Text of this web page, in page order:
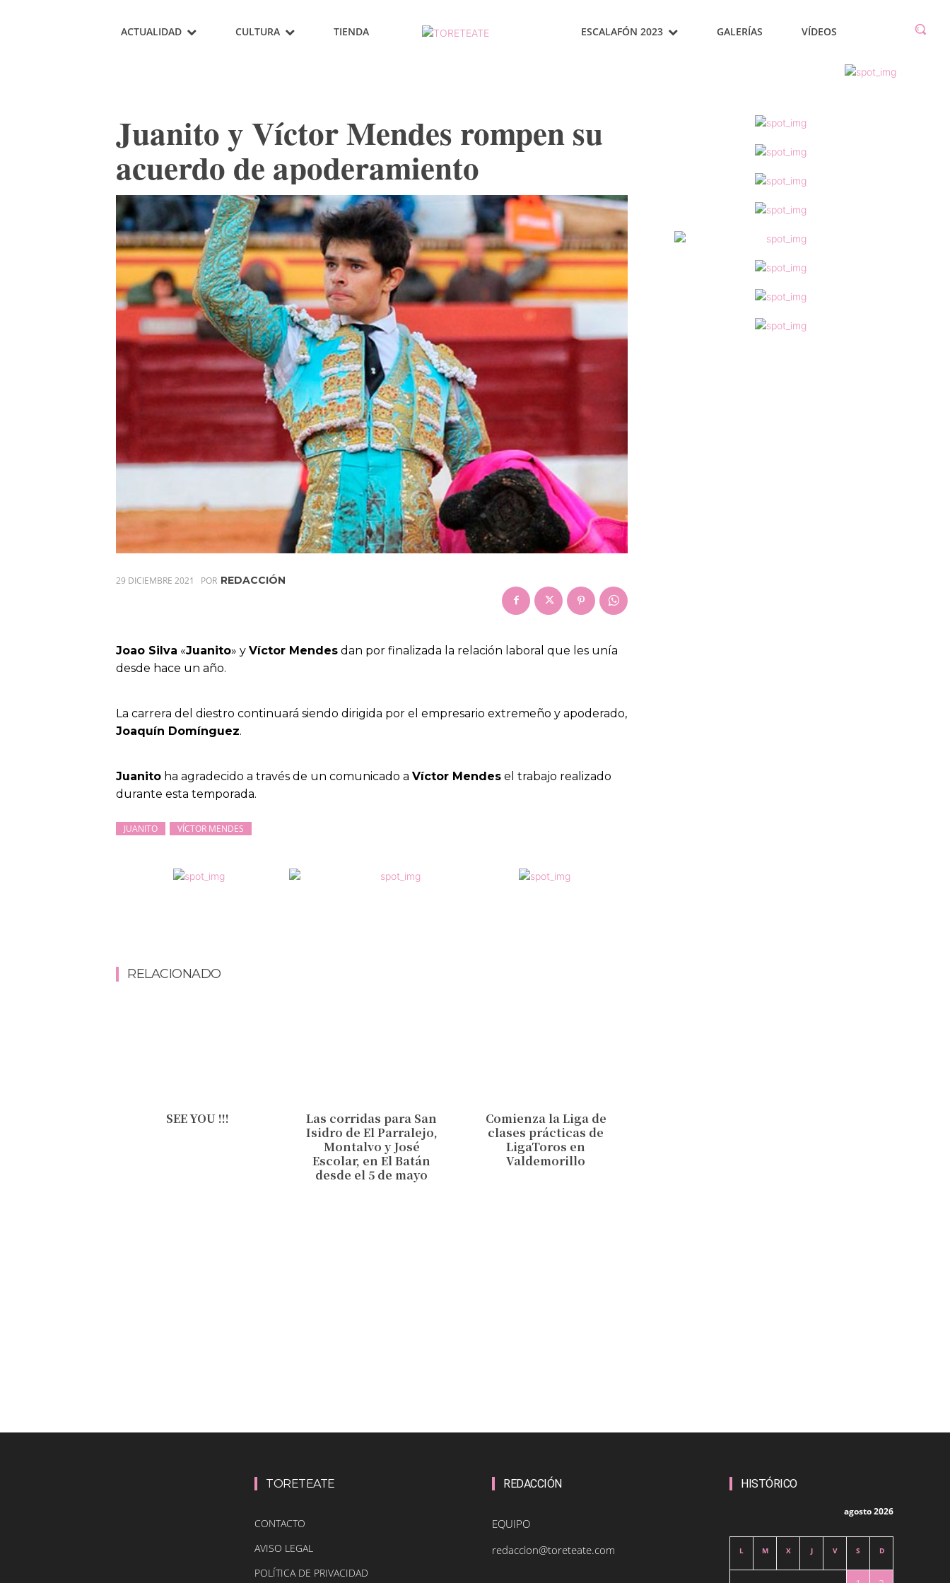
ACTUALIDAD CULTURA TIENDA ESCALAFÓN 2023 GALERÍAS VÍDEOS
Juanito y Víctor Mendes rompen su
acuerdo de apoderamiento
29 DICIEMBRE 2021 POR REDACCIÓN
Joao Silva «Juanito» y Víctor Mendes dan por finalizada la relación laboral que les unía
desde hace un año.
La carrera del diestro continuará siendo dirigida por el empresario extremeño y apoderado,
Joaquín Domínguez.
Juanito ha agradecido a través de un comunicado a Víctor Mendes el trabajo realizado
durante esta temporada.
JUANITO VÍCTOR MENDES
RELACIONADO
SEE YOU !!!
Las corridas para San
Isidro de El Parralejo,
Montalvo y José
Escolar, en El Batán
desde el 5 de mayo
Comienza la Liga de
clases prácticas de
LigaToros en
Valdemorillo
TORETEATE
CONTACTO
AVISO LEGAL
POLÍTICA DE PRIVACIDAD
REDACCIÓN
EQUIPO
redaccion@toreteate.com
HISTÓRICO
agosto 2026
L M X J V S D